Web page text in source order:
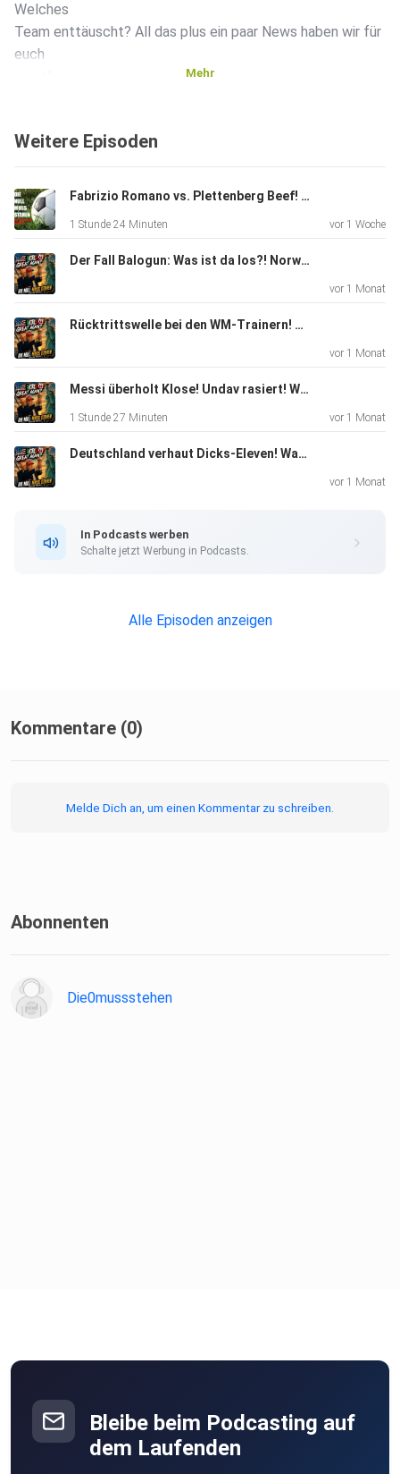
Welches
Team enttäuscht? All das plus ein paar News haben wir für
euch
Instagram:
Kicktipp: https://www.kicktipp.de/die0mussstehenbuli
Mehr
Weitere Episoden
Fabrizio Romano vs. Plettenberg Beef! Chelsea wilde Transfers! Klopp ist Bundestrainer! Sommerloch #1
1 Stunde 24 Minuten vor 1 Woche
Der Fall Balogun: Was ist da los?! Norwegen schmeißt Brasilien raus! Spurs splashen Money! Der WM-Podcast #4
vor 1 Monat
Rücktrittswelle bei den WM-Trainern! Kloppo als Bundestrainer? AC Milan mit Rekordtransfer! Der WM-Podcast #3
vor 1 Monat
Messi überholt Klose! Undav rasiert! Was ist mit CR7, Türkei und Belgien los? WM-Podcast Folge 2
1 Stunde 27 Minuten vor 1 Monat
Deutschland verhaut Dicks-Eleven! Was machen Spanien und Belgien da? TunesienTrainer muss die Koffer packen! Der WM-Podcast #1
vor 1 Monat
In Podcasts werben
Schalte jetzt Werbung in Podcasts.
Alle Episoden anzeigen
Kommentare (0)
Melde Dich an, um einen Kommentar zu schreiben.
Abonnenten
Die0mussstehen
Bleibe beim Podcasting auf
dem Laufenden